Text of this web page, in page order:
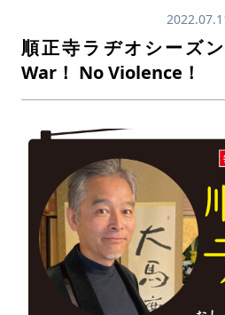
順正寺ラヂオシーズ
War！ No Violence！